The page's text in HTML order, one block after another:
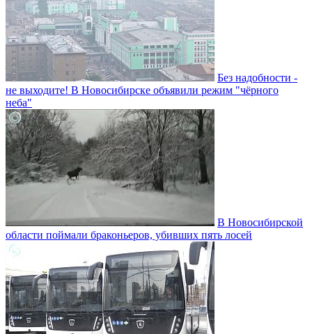
Без надобности -
не выходите! В Новосибирске объявили режим "чёрного
неба"
В Новосибирской
области поймали браконьеров, убивших пять лосей